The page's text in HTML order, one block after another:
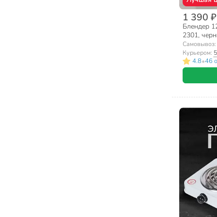
1 390 ₽
Блендер
2301,
Самовывоз:
Курьером:
4.8•46